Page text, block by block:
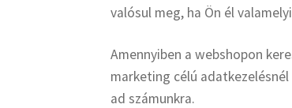
valósul meg, ha Ön él
Amennyiben a webshopon
marketing célú
ad számunkra.